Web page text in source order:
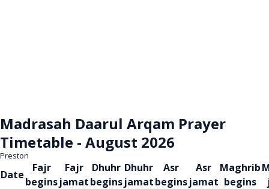
Madrasah Daarul Arqam Prayer
Timetable - August 2026
Preston
Date
Fajr
begins
Fajr
jamat
Dhuhr
begins
Dhuhr
jamat
Asr
begins
Asr
jamat
Maghrib
begins